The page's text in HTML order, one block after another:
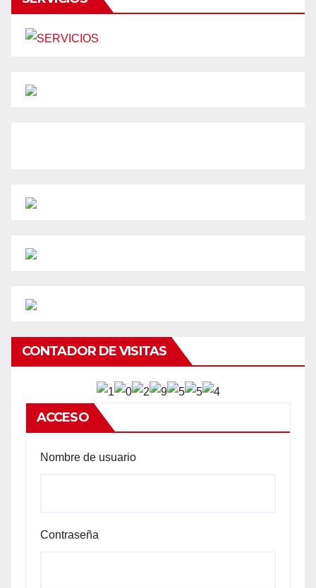
CONTADOR DE VISITAS
ACCESO
Nombre de usuario
Contraseña